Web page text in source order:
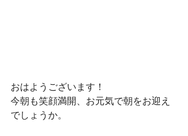
おはようございます！
今朝も笑顔満開、お元気で朝をお迎え
でしょうか。